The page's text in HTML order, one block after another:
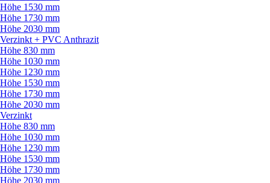
Höhe 1530 mm
Höhe 1730 mm
Höhe 2030 mm
Verzinkt + PVC Anthrazit
Höhe 830 mm
Höhe 1030 mm
Höhe 1230 mm
Höhe 1530 mm
Höhe 1730 mm
Höhe 2030 mm
Verzinkt
Höhe 830 mm
Höhe 1030 mm
Höhe 1230 mm
Höhe 1530 mm
Höhe 1730 mm
Höhe 2030 mm